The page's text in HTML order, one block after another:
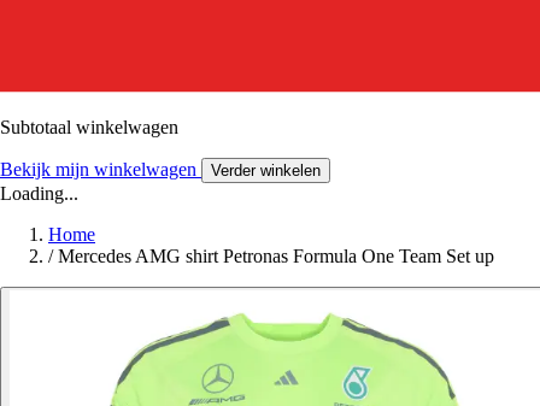
Subtotaal winkelwagen
Bekijk mijn winkelwagen Verder winkelen
Loading...
Home
/ Mercedes AMG shirt Petronas Formula One Team Set up